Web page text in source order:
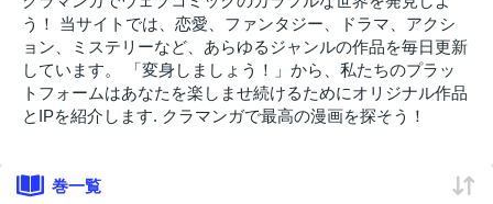
う！ 当サイトでは、恋愛、ファンタジー、ドラマ、アクシ
ョン、ミステリーなど、あらゆるジャンルの作品を毎日更新
しています。 「変身しましょう！」から、私たちのプラッ
トフォームはあなたを楽しませ続けるためにオリジナル作品
とIPを紹介します. クラマンガで最高の漫画を探そう！
巻一覧